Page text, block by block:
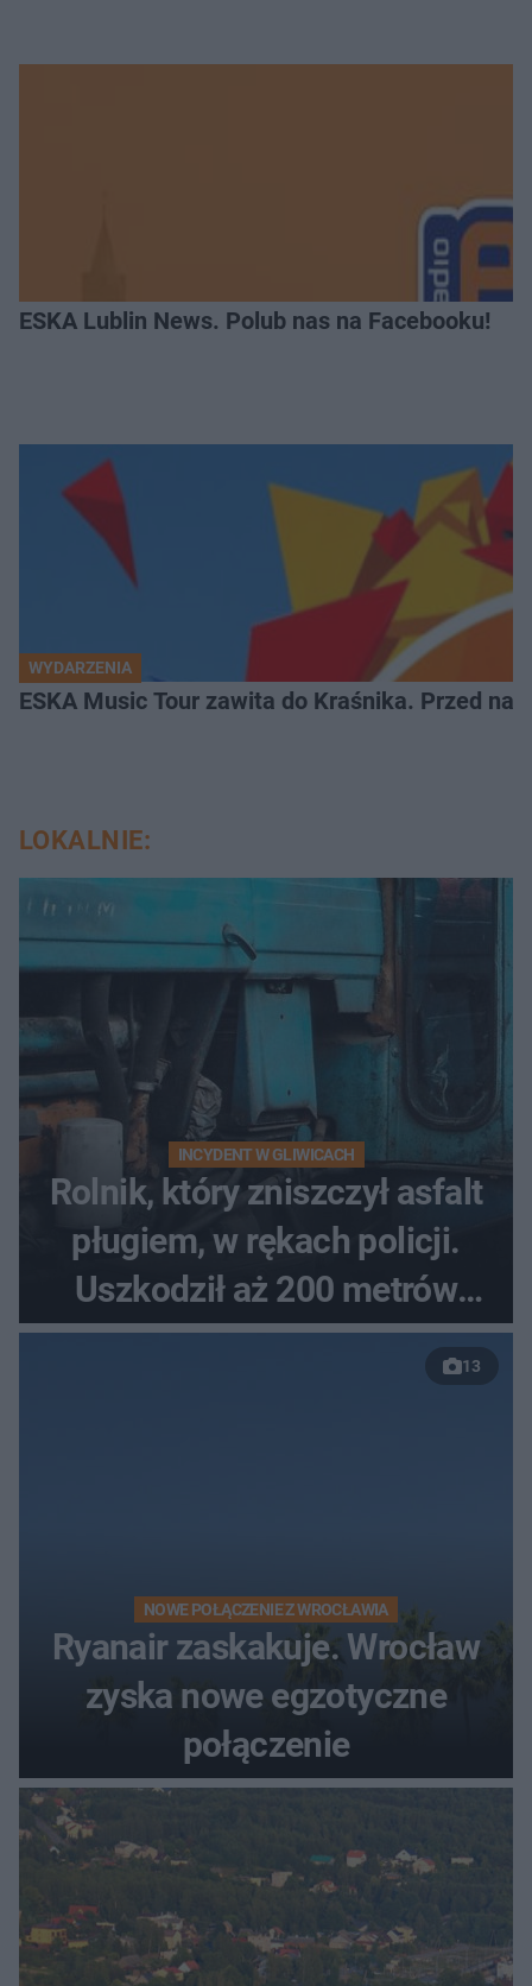
ESKA Lublin News. Polub nas na Facebooku!
WYDARZENIA
ESKA Music Tour zawita do Kraśnika. Przed
LOKALNIE:
INCYDENT W GLIWICACH
Rolnik, który zniszczył asfalt
pługiem, w rękach policji.
Uszkodził aż 200 metrów
nowej drogi
13
NOWE POŁĄCZENIE Z WROCŁAWIA
Ryanair zaskakuje. Wrocław
zyska nowe egzotyczne
połączenie